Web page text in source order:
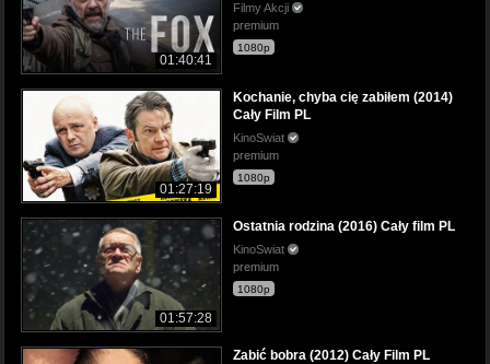
01:40:41
Filmy Akcji
premium
1080p
01:27:19
Kochanie, chyba cię zabiłem (2014)
Cały Film PL
KinoSwiat
premium
1080p
01:57:28
Ostatnia rodzina (2016) Cały film PL
KinoSwiat
premium
1080p
Zabić bobra (2012) Cały Film PL